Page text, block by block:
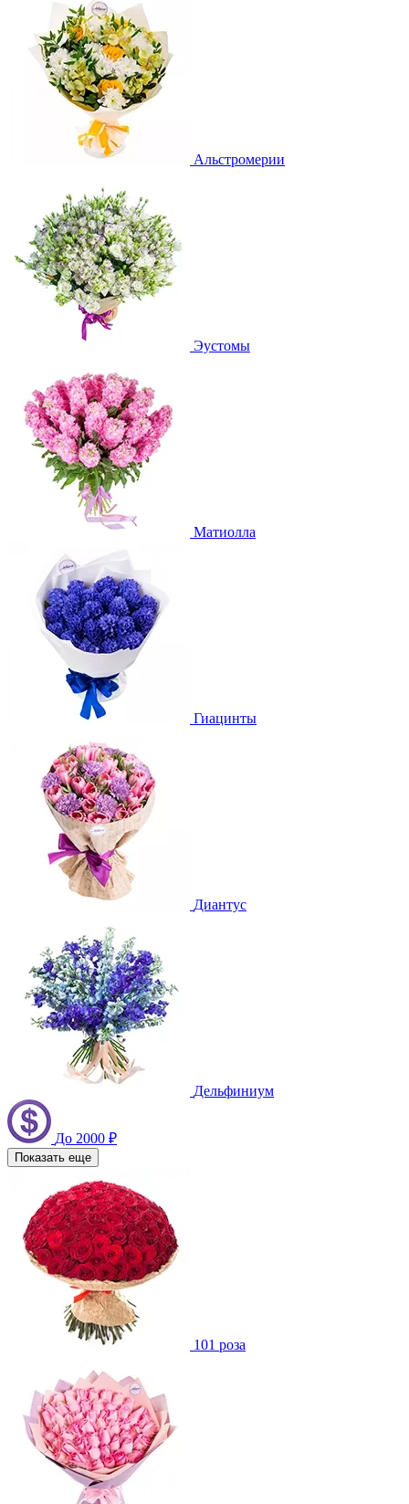
Альстромерии
Эустомы
Матиолла
Гиацинты
Диантус
Дельфиниум
До 2000 ₽
Показать еще
101 роза